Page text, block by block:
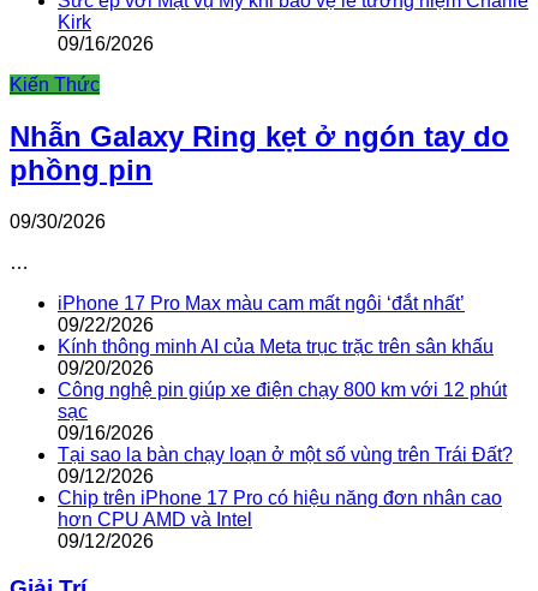
Kirk
09/16/2026
Kiến Thức
Nhẫn Galaxy Ring kẹt ở ngón tay do
phồng pin
09/30/2026
…
iPhone 17 Pro Max màu cam mất ngôi ‘đắt nhất’
09/22/2026
Kính thông minh AI của Meta trục trặc trên sân khấu
09/20/2026
Công nghệ pin giúp xe điện chạy 800 km với 12 phút
sạc
09/16/2026
Tại sao la bàn chạy loạn ở một số vùng trên Trái Đất?
09/12/2026
Chip trên iPhone 17 Pro có hiệu năng đơn nhân cao
hơn CPU AMD và Intel
09/12/2026